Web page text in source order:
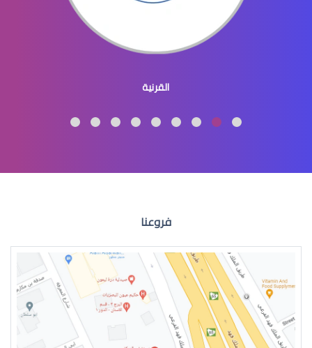
العدسات اللاصقة الطبية الملونة
العدسات اللاصقة الطبية الشهرية
القرنية
فروعنا